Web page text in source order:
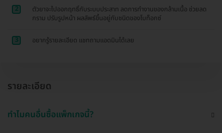
2
ตัวยาจะไปออกฤทธิ์กับระบบประสาท ลดการทำงานของกล้ามเนื้อ ช่วยลด
กราม ปรับรูปหน้า ผลลัพธ์ขึ้นอยู่กับชนิดของโบท็อกซ์
3 อยากรู้รายละเอียด แชทถามแอดมินได้เลย
รายละเอียด
ทำไมคนอื่นซื้อแพ็กเกจนี้?